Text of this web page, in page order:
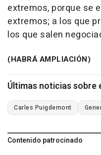
extremos, porque se
extremos; a los que
los que salen
(HABRÁ AMPLIACIÓN)
Últimas noticias sobre
Carles Puigdemont
Contenido patrocinado